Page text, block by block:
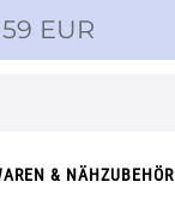
EUR
& NÄHZUBEHÖR